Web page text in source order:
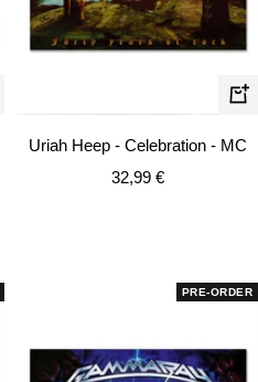
In
Uriah Heep - Celebration - MC
Angebotspreis
32,99 €
PRE-ORDER